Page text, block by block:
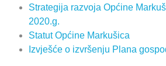
Strategija razvoja Općine
2020.g.
Statut Općine Markušica
Izvješće o izvršenju Plana